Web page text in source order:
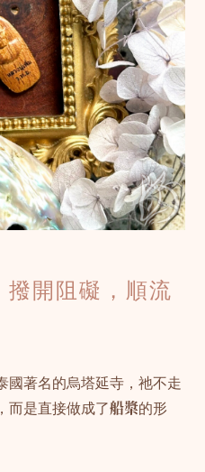
撥開阻礙，順流
國著名的烏塔延寺，祂不走
而是直接做成了船槳的形